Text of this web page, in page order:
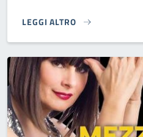
LEGGI ALTRO
RIMBALZI DI LUCE DI